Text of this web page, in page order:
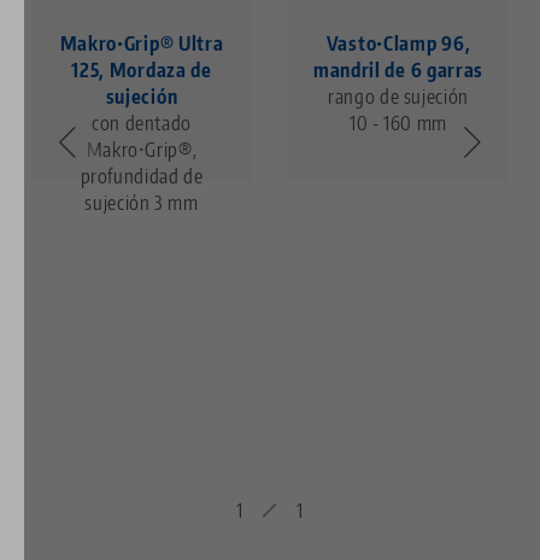
Makro•Grip® Ultra
125, Mordaza de
sujeción
con dentado
Makro•Grip®,
profundidad de
sujeción 3 mm
Vasto•Clamp 96,
mandril de 6 garras
rango de sujeción
10 - 160 mm
1 1